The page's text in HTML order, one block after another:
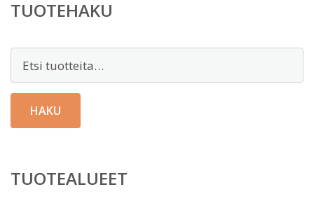
TUOTEHAKU
HAKU
TUOTEALUEET